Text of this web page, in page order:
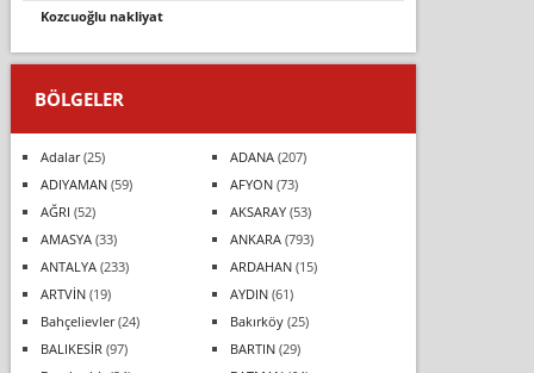
kozcuoğlu nakliyat
BÖLGELER
Adalar(25) ADANA(207)
ADIYAMAN(59) AFYON(73)
AĞRI (52) AKSARAY(53)
AMASYA(33) ANKARA(793)
ANTALYA(233) ARDAHAN(15)
ARTVİN(19) AYDIN(61)
Bahçelievler(24) Bakırköy(25)
BALIKESİR (97) BARTIN(29)